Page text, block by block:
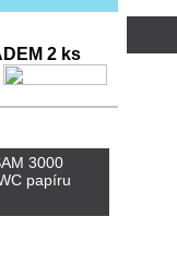
2 ks
3000
papíru